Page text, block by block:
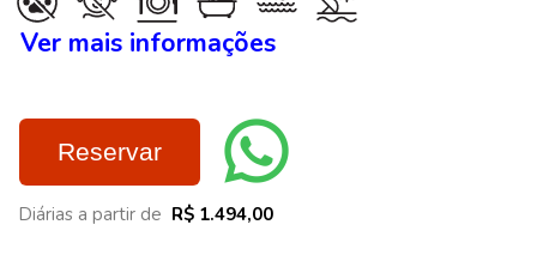
Ver mais informações
Reservar
Diárias a partir de R$ 1.494,00